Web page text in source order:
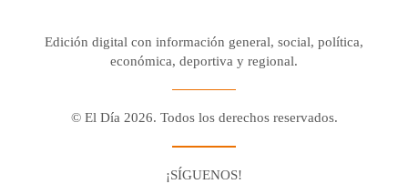
Edición digital con información general, social, política,
económica, deportiva y regional.
© El Día 2026. Todos los derechos reservados.
¡SÍGUENOS!